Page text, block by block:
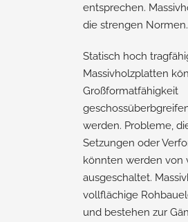
entsprechen.
die strengen Normen.
Statisch hoch
Massivholzplatten
Großformatfähigkeit
werden. Probleme,
Setzungen oder
könnten werden von
ausgeschaltet.
vollflächige
und bestehen zur